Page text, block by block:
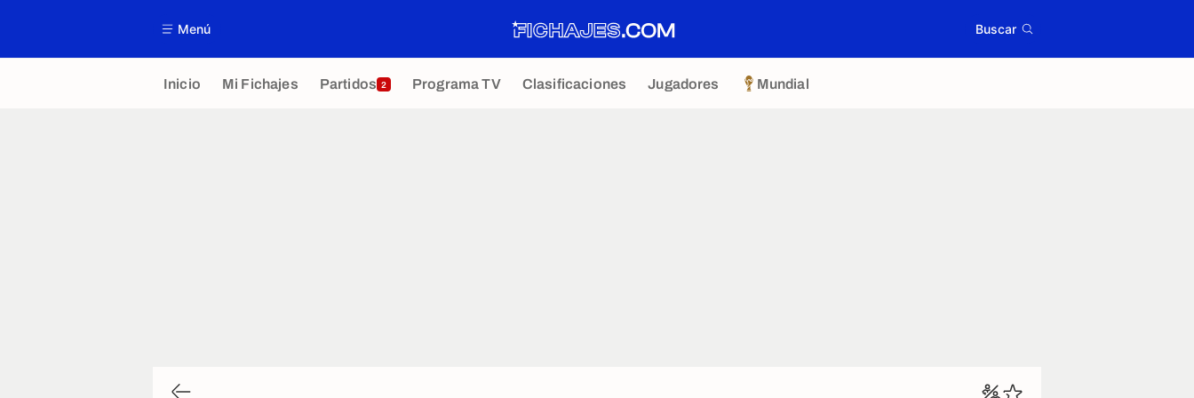
Menú Buscar
Inicio Mi Fichajes Partidos 2 Programa TV Clasificaciones Jugadores Mundial